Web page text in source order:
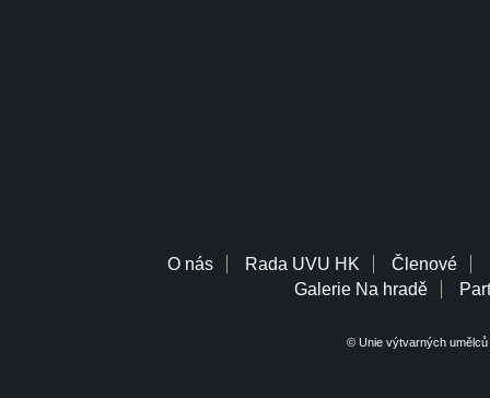
O nás Rada UVU HK Členové
Galerie Na hradě
© Unie výtvarných